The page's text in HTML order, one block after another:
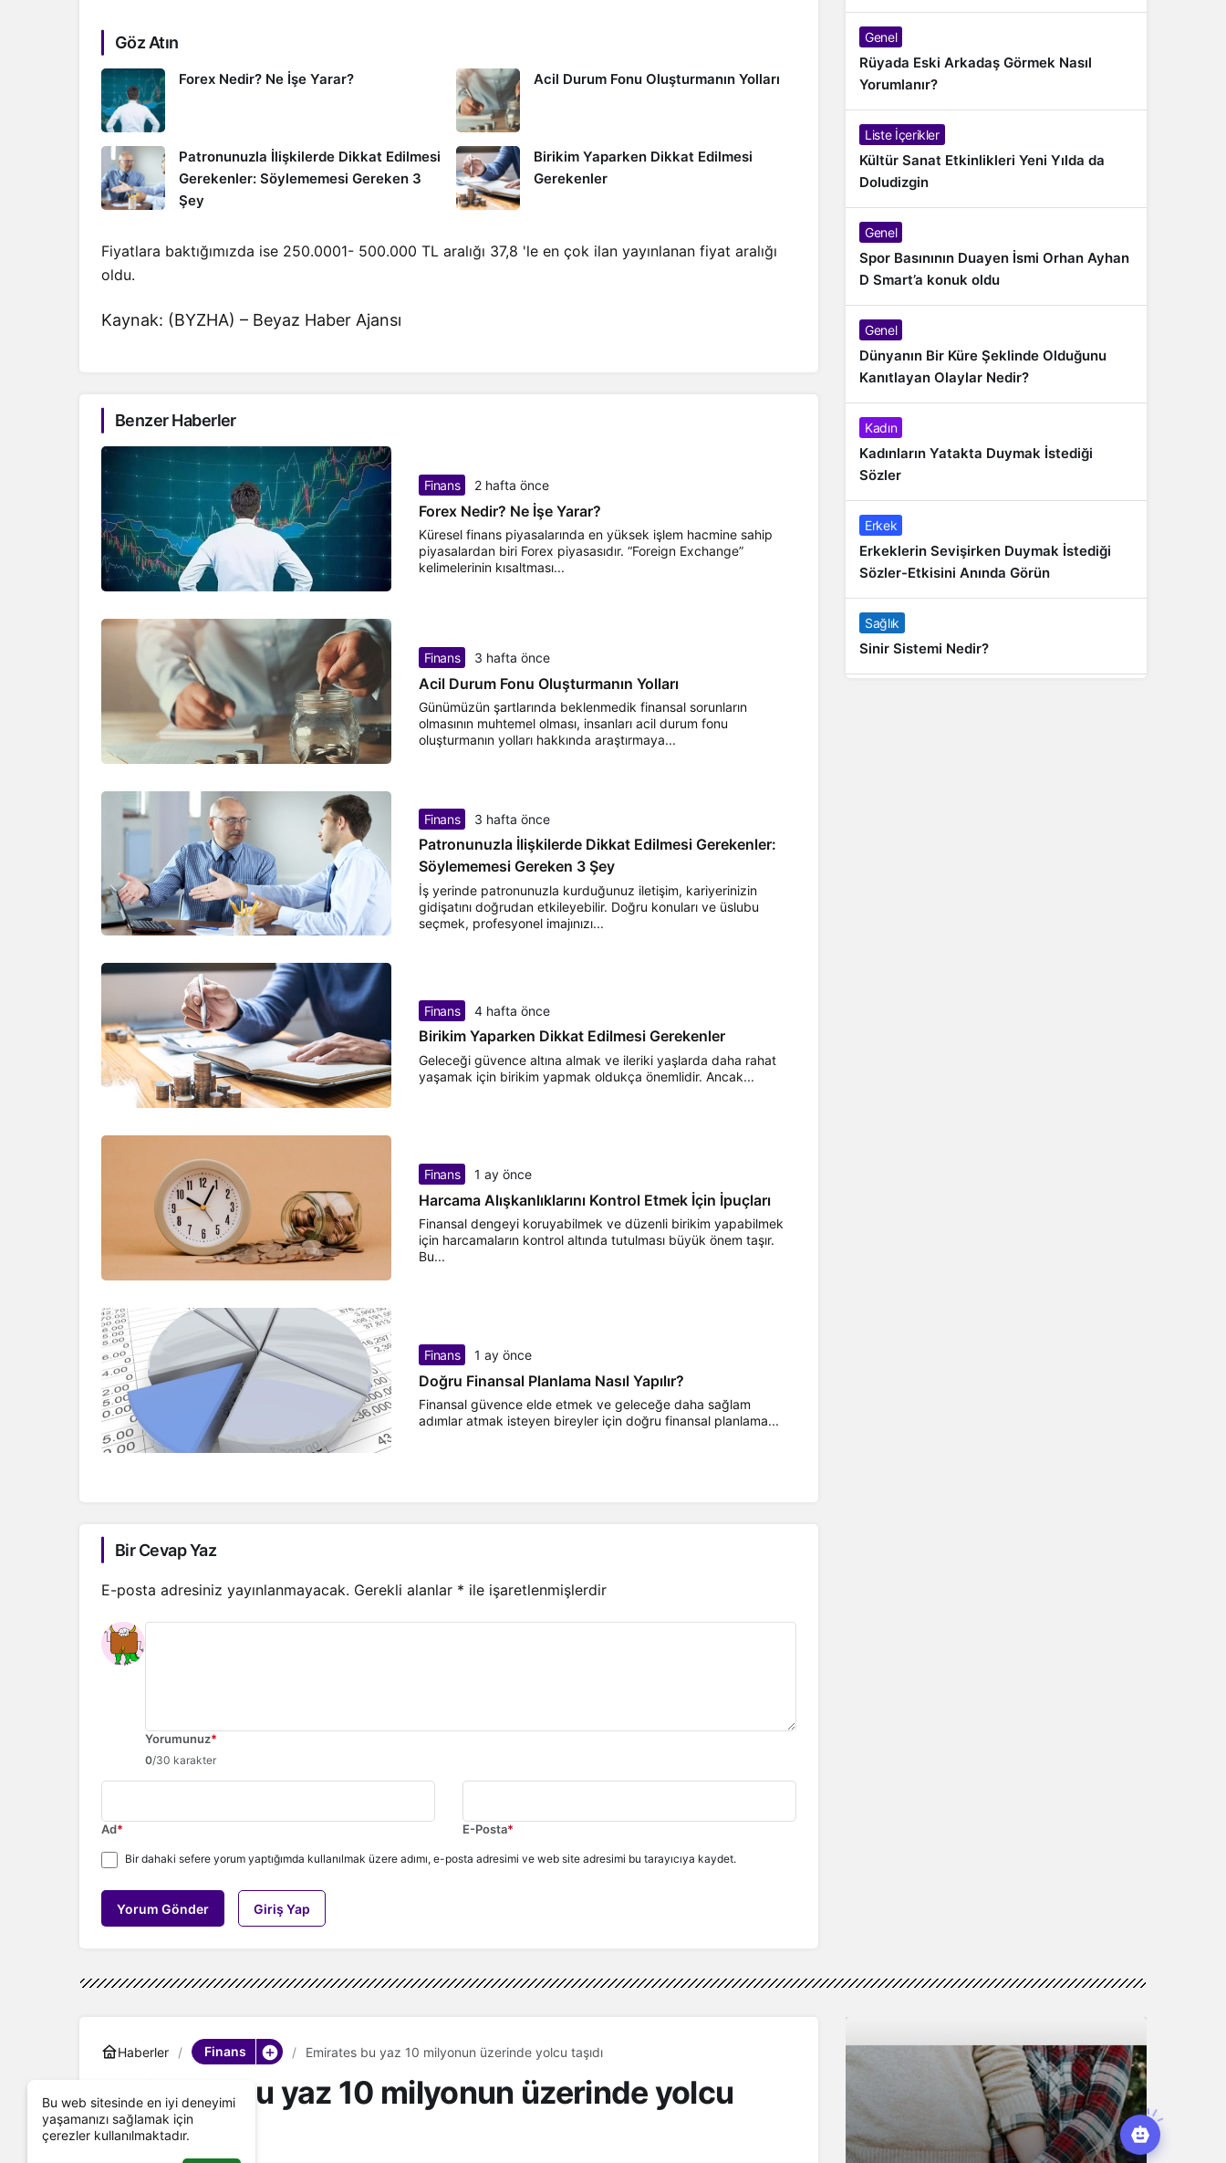
Göz Atın
Forex Nedir? Ne İşe Yarar? Acil Durum Fonu Oluşturmanın Yolları
Patronunuzla İlişkilerde Dikkat Edilmesi
Gerekenler: Söylememesi Gereken 3
Şey
Birikim Yaparken Dikkat Edilmesi
Gerekenler
Fiyatlara baktığımızda ise 250.0001- 500.000 TL aralığı 37,8 'le en çok ilan yayınlanan fiyat aralığı
oldu.
Kaynak: (BYZHA) – Beyaz Haber Ajansı
Benzer Haberler
Finans 2 hafta önce
Forex Nedir? Ne İşe Yarar?
Küresel finans piyasalarında en yüksek işlem hacmine sahip
piyasalardan biri Forex piyasasıdır. “Foreign Exchange”
kelimelerinin kısaltması...
Finans 3 hafta önce
Acil Durum Fonu Oluşturmanın Yolları
Günümüzün şartlarında beklenmedik finansal sorunların
olmasının muhtemel olması, insanları acil durum fonu
oluşturmanın yolları hakkında araştırmaya...
Finans 3 hafta önce
Patronunuzla İlişkilerde Dikkat Edilmesi Gerekenler:
Söylememesi Gereken 3 Şey
İş yerinde patronunuzla kurduğunuz iletişim, kariyerinizin
gidişatını doğrudan etkileyebilir. Doğru konuları ve üslubu
seçmek, profesyonel imajınızı...
Finans 4 hafta önce
Birikim Yaparken Dikkat Edilmesi Gerekenler
Geleceği güvence altına almak ve ileriki yaşlarda daha rahat
yaşamak için birikim yapmak oldukça önemlidir. Ancak...
Finans 1 ay önce
Harcama Alışkanlıklarını Kontrol Etmek İçin İpuçları
Finansal dengeyi koruyabilmek ve düzenli birikim yapabilmek
için harcamaların kontrol altında tutulması büyük önem taşır.
Bu...
Finans 1 ay önce
Doğru Finansal Planlama Nasıl Yapılır?
Finansal güvence elde etmek ve geleceğe daha sağlam
adımlar atmak isteyen bireyler için doğru finansal planlama...
Bir Cevap Yaz
E-posta adresiniz yayınlanmayacak. Gerekli alanlar * ile işaretlenmişlerdir
Yorumunuz*
0/30 karakter
Ad* E-Posta*
Bir dahaki sefere yorum yaptığımda kullanılmak üzere adımı, e-posta adresimi ve web site adresimi bu tarayıcıya kaydet.
Yorum Gönder Giriş Yap
Genel
Rüyada Eski Arkadaş Görmek Nasıl
Yorumlanır?
Liste İçerikler
Kültür Sanat Etkinlikleri Yeni Yılda da
Doludizgin
Genel
Spor Basınının Duayen İsmi Orhan Ayhan
D Smart’a konuk oldu
Genel
Dünyanın Bir Küre Şeklinde Olduğunu
Kanıtlayan Olaylar Nedir?
Kadın
Kadınların Yatakta Duymak İstediği
Sözler
Erkek
Erkeklerin Sevişirken Duymak İstediği
Sözler-Etkisini Anında Görün
Sağlık
Sinir Sistemi Nedir?
Haberler Finans Emirates bu yaz 10 milyonun üzerinde yolcu taşıdı
Emirates bu yaz 10 milyonun üzerinde yolcu
taşıdı
Bu web sitesinde en iyi deneyimi
yaşamanızı sağlamak için
çerezler kullanılmaktadır.